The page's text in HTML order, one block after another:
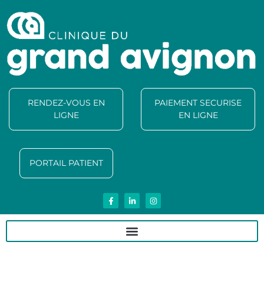
RENDEZ-VOUS EN
LIGNE
PAIEMENT SECURISE
EN LIGNE
PORTAIL PATIENT